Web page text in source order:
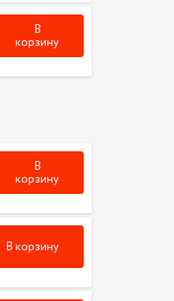
В
корзину
В
корзину
В корзину